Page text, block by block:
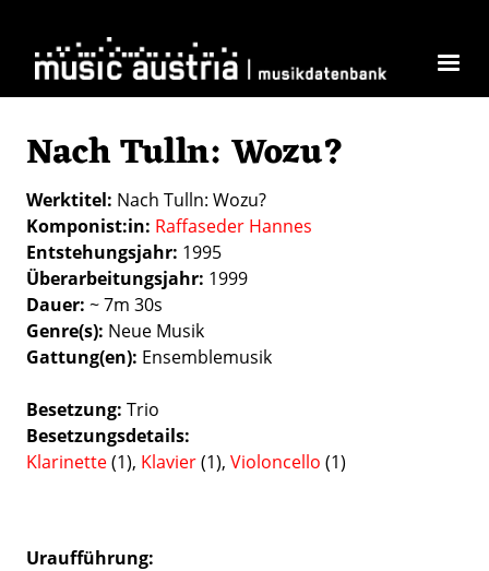
Nach Tulln: Wozu?
Werktitel Nach Tulln: Wozu?
Komponist:in Raffaseder Hannes
Entstehungsjahr 1995
Überarbeitungsjahr 1999
Dauer ~ 7m 30s
Genre(s) Neue Musik
Gattung(en) Ensemblemusik
Besetzung Trio
Besetzungsdetails
Klarinette(1), Klavier(1), Violoncello (1)
Uraufführung: